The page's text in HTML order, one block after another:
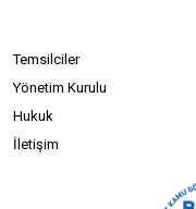
Temsilciler
Yönetim Kurulu
Hukuk
İletişim